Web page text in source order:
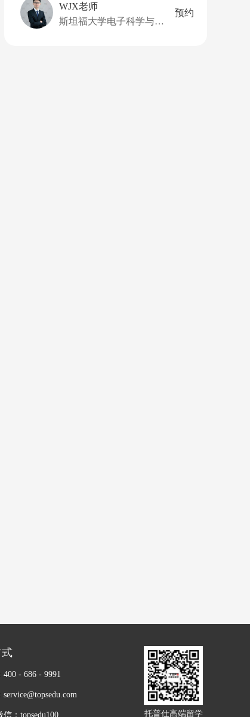
WJX老师
斯坦福大学电子科学与工程硕士，斯坦福大学应用物理和电子工程博士
预约
- 686 - 9991
：topsedu100 托普仕高端留学